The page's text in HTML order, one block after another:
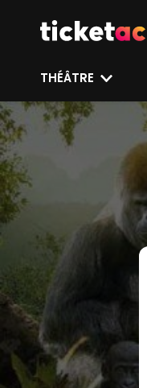
THÉÂTRE